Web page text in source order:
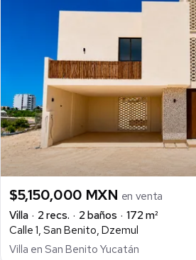
$5,150,000 MXN en venta
Villa
2 recs. 2 baños
172 m²
Calle 1, San Benito, Dzemul
Villa en San Benito Yucatán